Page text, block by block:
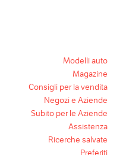
Modelli auto
Magazine
Consigli per la vendita
Negozi e Aziende
Subito per le Aziende
Assistenza
Ricerche salvate
Preferiti